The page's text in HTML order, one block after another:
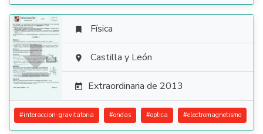

 Física
 Castilla y León
 Extraordinaria de 2013
#interaccion-gravitatoria #ondas #optica #electromagnetismo